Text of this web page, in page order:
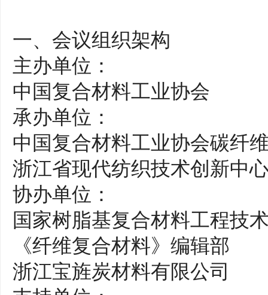
一、会议组织架构
主办单位：
中国复合材料工业协会
承办单位：
中国复合材料工业协会碳纤
浙江省现代纺织技术创新中
协办单位：
国家树脂基复合材料工程技
《纤维复合材料》编辑部
浙江宝旌炭材料有限公司